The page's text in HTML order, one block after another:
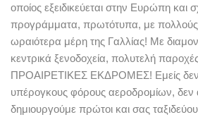
οποίος εξειδικεύεται στην Ευρώπη και
προγράμματα, πρωτότυπα, με
ωραιότερα μέρη της Γαλλίας! Με
κεντρικά ξενοδοχεία, πολυτελή
ΠΡΟΑΙΡΕΤΙΚΕΣ ΕΚΔΡΟΜΕΣ! Εμείς
υπέρογκους φόρους αεροδρομίων, δεν
δημιουργούμε πρώτοι και σας